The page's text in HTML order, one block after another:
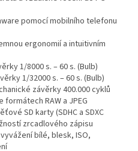
pomocí mobilního telefonu
ergonomií a intuitivním
1/8000 s. – 60 s. (Bulb)
1/32000 s. – 60 s. (Bulb)
závěrky 400.000 cyklů
RAW a JPEG
SD karty (SDHC a SDXC
zrcadlového zápisu
bílé, blesk, ISO,